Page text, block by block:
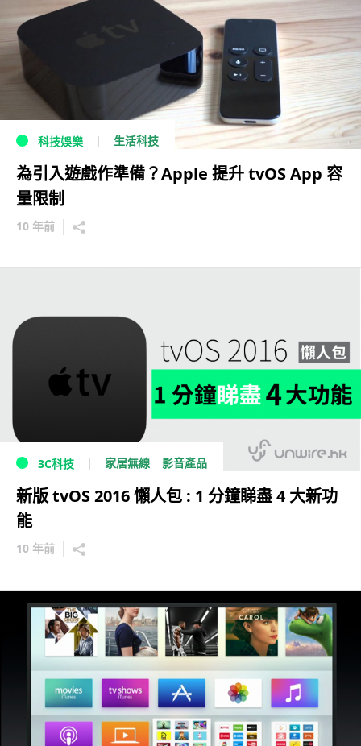
科技娛樂 生活科技
為引入遊戲作準備？Apple 提升 tvOS App 容
量限制
10 年前
3C科技 家居無線 影音產品
新版 tvOS 2016 懶人包 : 1 分鐘睇盡 4 大新功
能
10 年前